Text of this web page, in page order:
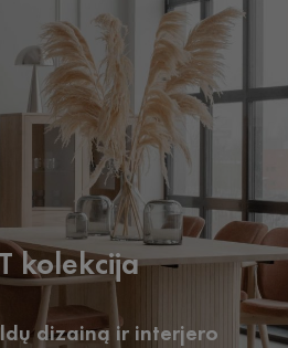
kolekcija
dizainą ir interjero